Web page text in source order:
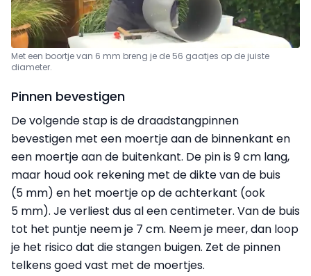
Met een boortje van 6 mm breng je de 56 gaatjes op de juiste
diameter.
Pinnen bevestigen
De volgende stap is de draadstangpinnen
bevestigen met een moertje aan de binnenkant en
een moertje aan de buitenkant. De pin is 9 cm lang,
maar houd ook rekening met de dikte van de buis
(5 mm) en het moertje op de achterkant (ook
5 mm). Je verliest dus al een centimeter. Van de buis
tot het puntje neem je 7 cm. Neem je meer, dan loop
je het risico dat die stangen buigen. Zet de pinnen
telkens goed vast met de moertjes.